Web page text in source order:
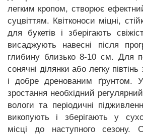
легким кропом, створює
суцвіттям. Квітконоси міцні,
для букетів і зберігають
висаджують навесні після
глибину близько 8-10 см. Для
сонячні ділянки або легку
і добре дренованим ґрунтом. У
зростання необхідний
вологи та періодичні
викопують і зберігають у
місці до наступного сезону.